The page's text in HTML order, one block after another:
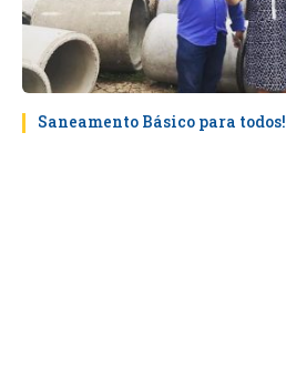
Saneamento Básico para todos!